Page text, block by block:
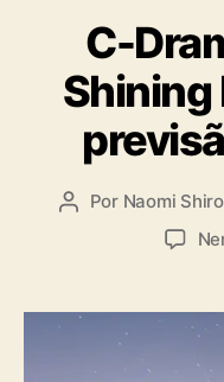
C-
Shining
A
r
Por Naomi